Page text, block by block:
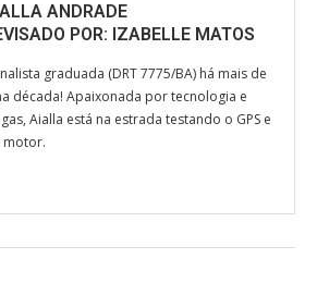
ANDRADE
POR: IZABELLE MATOS
graduada (DRT 7775/BA) há mais de
década! Apaixonada por tecnologia e
Aialla está na estrada testando o GPS e
motor.